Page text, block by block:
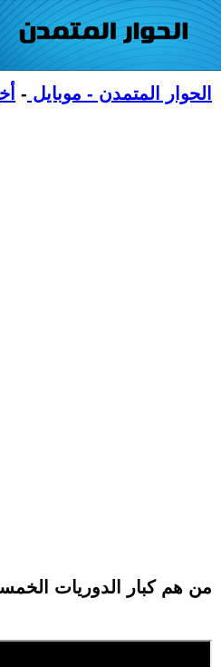
الحوار المتمدن - موبايل -
من هم كبار الدوريات